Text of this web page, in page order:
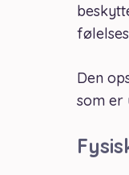
Den
som er